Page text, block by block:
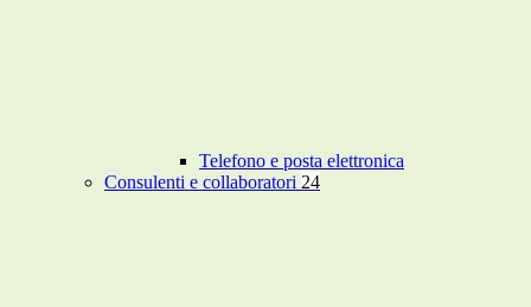
Telefono e posta elettronica
Consulenti e collaboratori 24